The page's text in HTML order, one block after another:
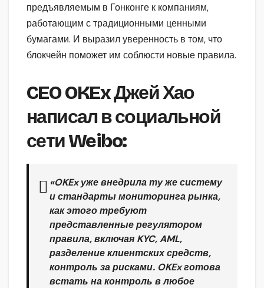
предъявляемым в Гонконге к компаниям,
работающим с традиционными ценными
бумагами. И выразил уверенность в том, что
блокчейн поможет им соблюсти новые правила.
CEO OKEx Джей Хао
написал в социальной
сети Weibo:
«OKEx уже внедрила ту же систему
и стандарты мониторинга рынка,
как этого требуют
представленные регулятором
правила, включая KYC, AML,
разделение клиентских средств,
контроль за рисками. OKEx готова
встать на контроль в любое